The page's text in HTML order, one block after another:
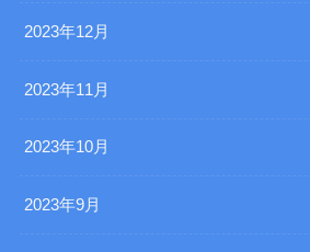
2023年12月
2023年11月
2023年10月
2023年9月